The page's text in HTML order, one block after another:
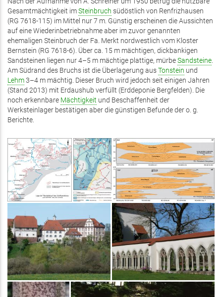
Gesamtmächtigkeit imSteinbruch südöstlich von Renfrizhausen
(RG 7618-115) im Mittel nur 7 m. Günstig erscheinen die Aussichten
auf eine Wiederinbetriebnahme aber im zuvor genannten
ehemaligen Steinbruch der Fa. Merkt nordwestlich vom Kloster
Bernstein (RG 7618-6). Über ca. 15 m mächtigen, dickbankigen
Sandsteinen liegen nur 4–5 m mächtige plattige, mürbeSandsteine.
Am Südrand des Bruchs ist die Überlagerung ausTonstein und
Lehm3–4 m mächtig. Dieser Bruch wird jedoch seit einigen Jahren
(Stand 2013) mit Erdaushub verfüllt (Erddeponie Bergfelden). Die
noch erkennbare Mächtigkeit und Beschaffenheit der
Werksteinlager bestätigen aber die günstigen Befunde der o. g.
Berichte.